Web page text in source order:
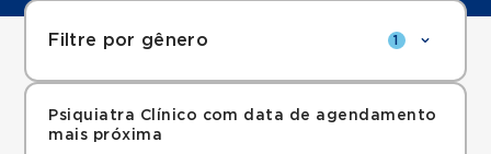
Filtre por gênero 1
Psiquiatra Clínico com data de agendamento
mais próxima